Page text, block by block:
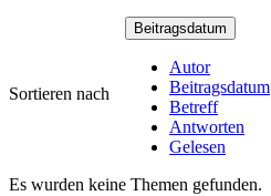
Sortieren nach
Beitragsdatum
Autor
Beitragsdatum
Betreff
Antworten
Gelesen
Es wurden keine Themen gefunden.